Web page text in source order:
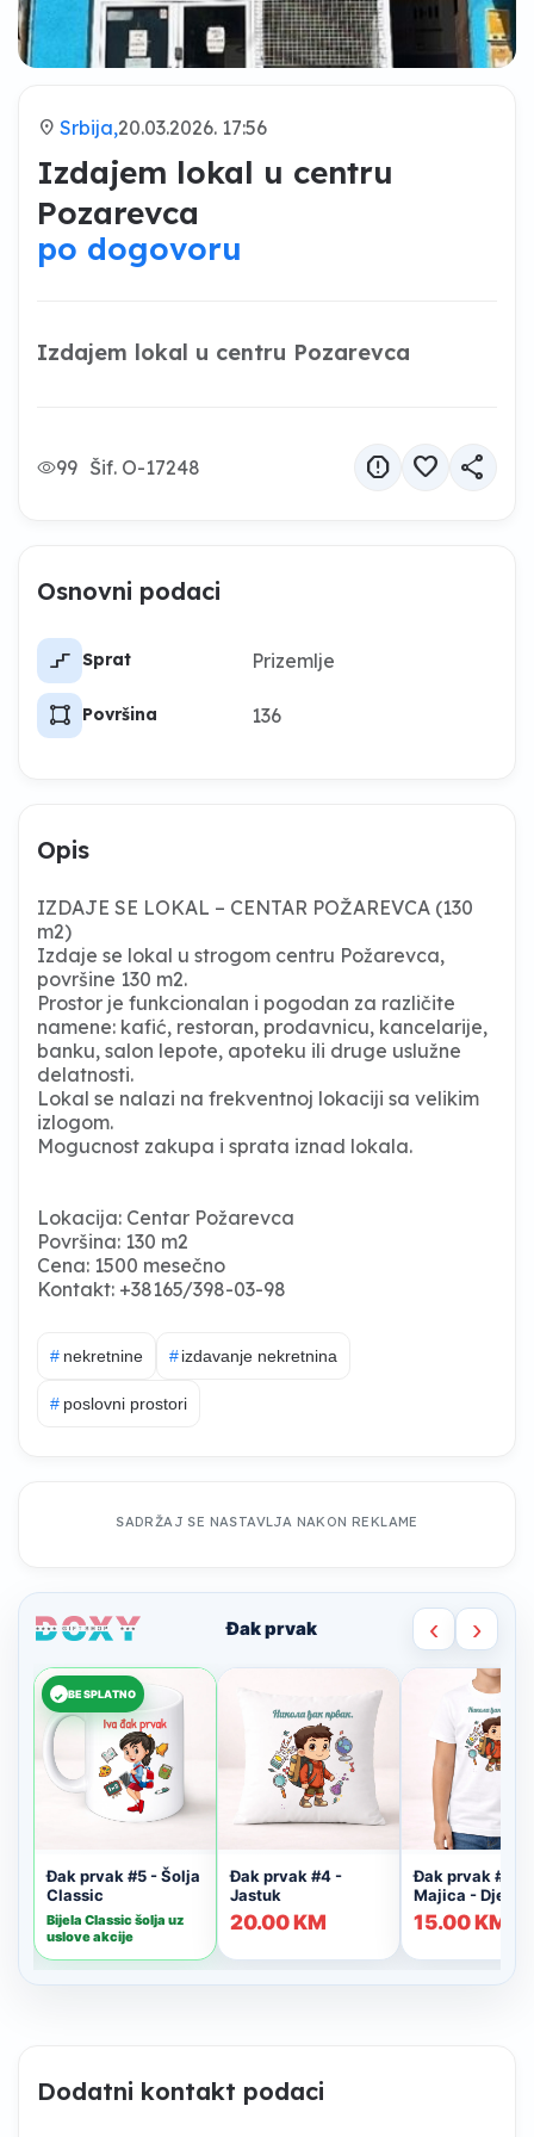
location_on Srbija,20.03.2026. 17:56
Izdajem lokal u centru
Pozarevca
po dogovoru
Izdajem lokal u centru Pozarevca
99 Šif. O-17248 report favorite share
Osnovni podaci
stairs_2 Sprat Prizemlje
activity_zone Površina 136
Opis
IZDAJE SE LOKAL – CENTAR POŽAREVCA (130
m2)
Izdaje se lokal u strogom centru Požarevca,
površine 130 m2.
Prostor je funkcionalan i pogodan za različite
namene: kafić, restoran, prodavnicu, kancelarije,
banku, salon lepote, apoteku ili druge uslužne
delatnosti.
Lokal se nalazi na frekventnoj lokaciji sa velikim
izlogom.
Mogucnost zakupa i sprata iznad lokala.
Lokacija: Centar Požarevca
Površina: 130 m2
Cena: 1500 mesečno
Kontakt: +38165/398-03-98
# nekretnine # izdavanje nekretnina
# poslovni prostori
SADRŽAJ SE NASTAVLJA NAKON REKLAME
Dodatni kontakt podaci